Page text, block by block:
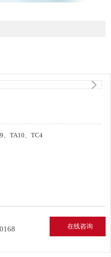
1/4
、TA10、TC4
在线咨询